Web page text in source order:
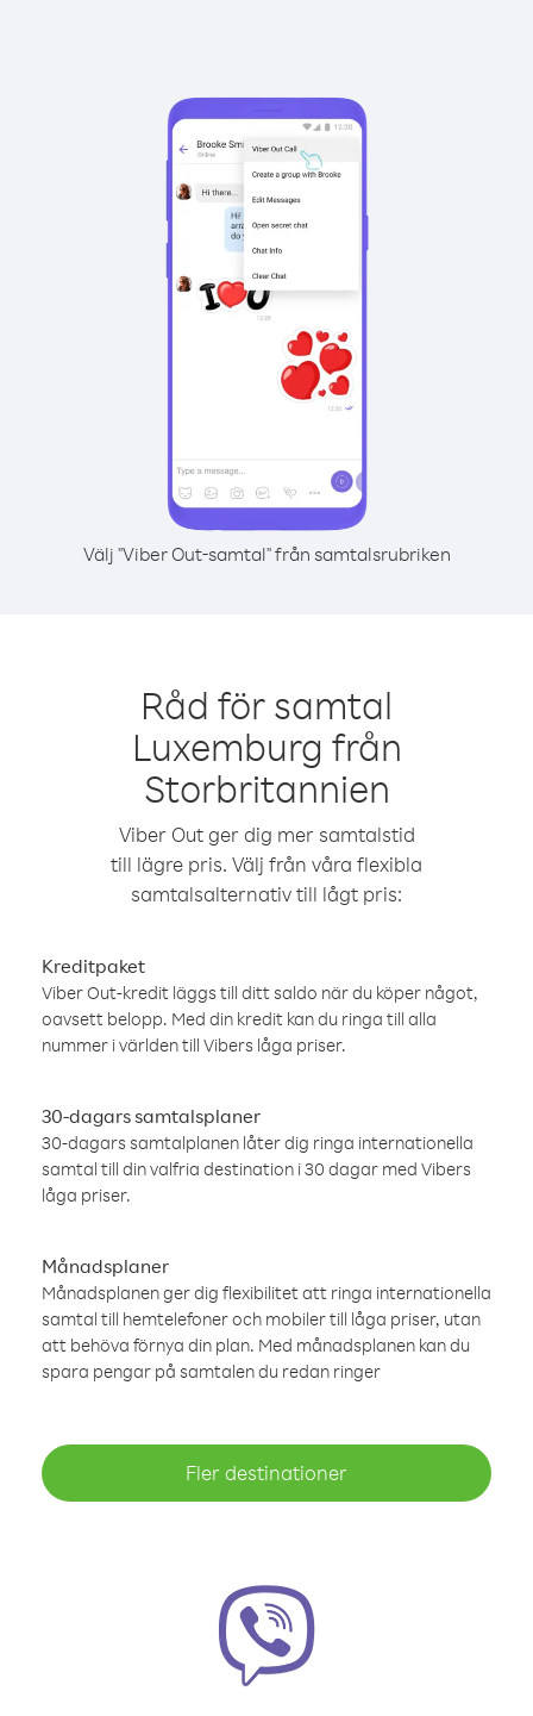
Välj "Viber Out-samtal" från samtalsrubriken
Råd för samtal
Luxemburg från
Storbritannien
Viber Out ger dig mer samtalstid
till lägre pris. Välj från våra flexibla
samtalsalternativ till lågt pris:
Kreditpaket
Viber Out-kredit läggs till ditt saldo när du köper något,
oavsett belopp. Med din kredit kan du ringa till alla
nummer i världen till Vibers låga priser.
30-dagars samtalsplaner
30-dagars samtalplanen låter dig ringa internationella
samtal till din valfria destination i 30 dagar med Vibers
låga priser.
Månadsplaner
Månadsplanen ger dig flexibilitet att ringa internationella
samtal till hemtelefoner och mobiler till låga priser, utan
att behöva förnya din plan. Med månadsplanen kan du
spara pengar på samtalen du redan ringer
Fler destinationer